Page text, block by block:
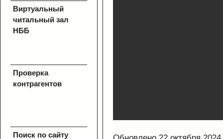
Виртуальный
читальный зал
НББ
Проверка
контрагентов
Поиск по сайту